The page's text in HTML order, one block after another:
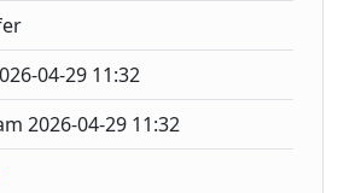
04-29 11:32
2026-04-29 11:32